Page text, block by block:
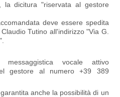
la dicitura "riservata al gestore
deve essere spedita
Tutino all'indirizzo "Via G.
vocale attivo
gestore al numero +39 389
anche la possibilità di un